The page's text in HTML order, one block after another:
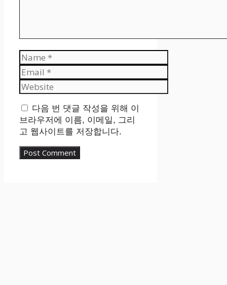
Name
Email
Website
다음 번 댓글 작성을 위해 이
브라우저에 이름, 이메일, 그리
고 웹사이트를 저장합니다.